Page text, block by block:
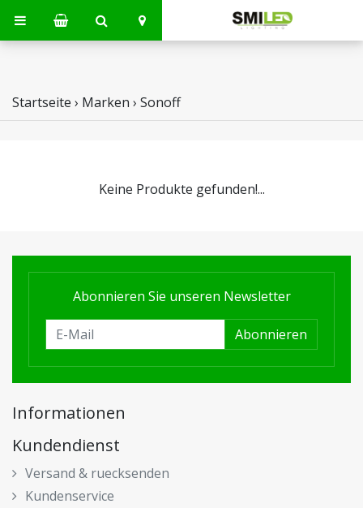
Startseite › Marken › Sonoff
Keine Produkte gefunden!...
Abonnieren Sie unseren Newsletter
Abonnieren
Informationen
Kundendienst
Versand & ruecksenden
Kundenservice